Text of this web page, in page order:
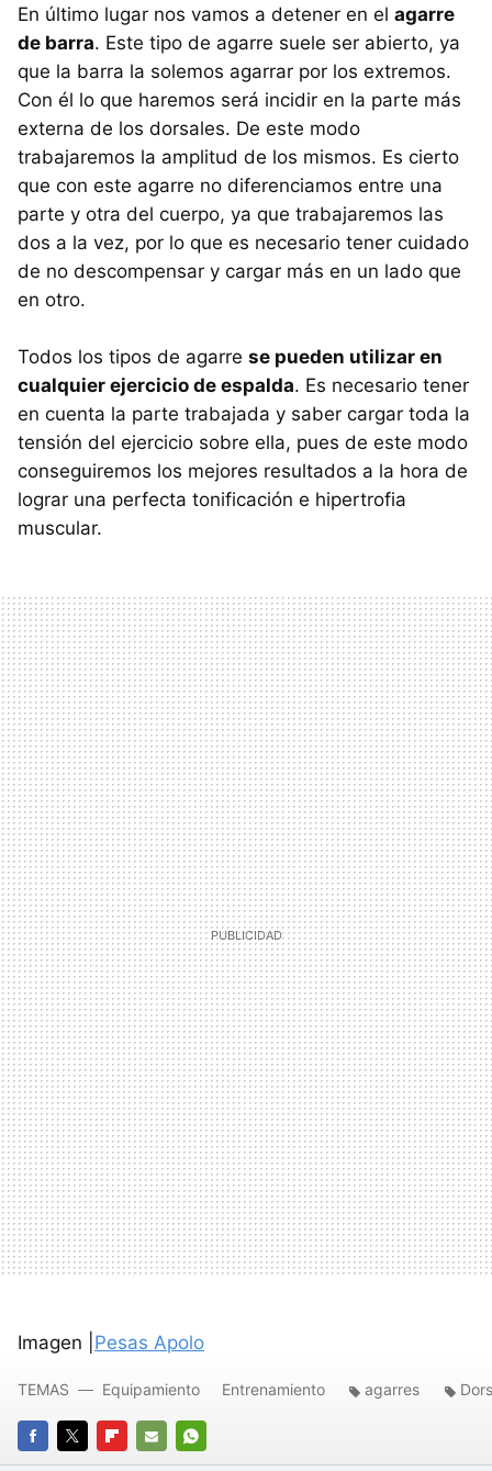
En último lugar nos vamos a detener en el agarre
de barra. Este tipo de agarre suele ser abierto, ya
que la barra la solemos agarrar por los extremos.
Con él lo que haremos será incidir en la parte más
externa de los dorsales. De este modo
trabajaremos la amplitud de los mismos. Es cierto
que con este agarre no diferenciamos entre una
parte y otra del cuerpo, ya que trabajaremos las
dos a la vez, por lo que es necesario tener cuidado
de no descompensar y cargar más en un lado que
en otro.
Todos los tipos de agarre se pueden utilizar en
cualquier ejercicio de espalda. Es necesario tener
en cuenta la parte trabajada y saber cargar toda la
tensión del ejercicio sobre ella, pues de este modo
conseguiremos los mejores resultados a la hora de
lograr una perfecta tonificación e hipertrofia
muscular.
Imagen | Pesas Apolo
FACEBOOK
TWITTERFLIPBOARD
E-
WHATSAPP
TEMAS Equipamiento Entrenamiento agarres